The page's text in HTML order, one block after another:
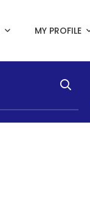
MY PROFILE